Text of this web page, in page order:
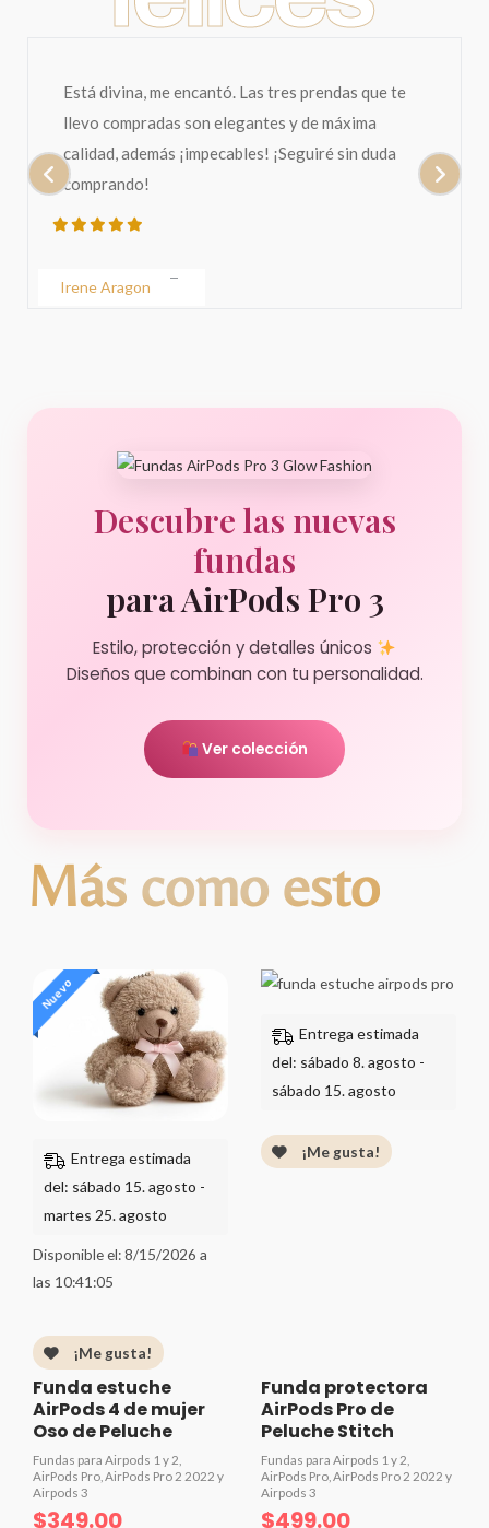
Está divina, me encantó. Las tres prendas que te
llevo compradas son elegantes y de máxima
calidad, además ¡impecables! ¡Seguiré sin duda
comprando!
Irene Aragon
Descubre las nuevas
fundas
para AirPods Pro 3
Estilo, protección y detalles únicos
Diseños que combinan con tu personalidad.
Ver colección
Más como esto
Nuevo
Entrega estimada
del: sábado 15. agosto -
martes 25. agosto
Disponible el:8/15/2026 a
las 10:41:05
¡Me gusta!
Funda estuche
AirPods 4 de mujer
Oso de Peluche
Fundas para Airpods 1 y 2,
AirPods Pro, AirPods Pro 2 2022 y
Airpods 3
$349.00
Entrega estimada
del: sábado 8. agosto -
sábado 15. agosto
¡Me gusta!
Funda protectora
AirPods Pro de
Peluche Stitch
Fundas para Airpods 1 y 2,
AirPods Pro, AirPods Pro 2 2022 y
Airpods 3
$499.00